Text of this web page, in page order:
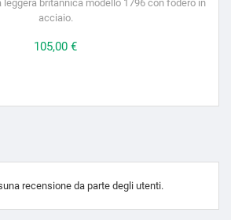
leggera britannica modello 1796 con fodero in
acciaio.
Prezzo
105,00 €
recensione da parte degli utenti.